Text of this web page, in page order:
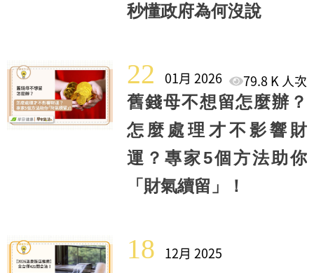
秒懂政府為何沒說
22 01月 2026
79.8 K 人次
舊錢母不想留怎麼辦？
怎麼處理才不影響財
運？專家5個方法助你
「財氣續留」！
18 12月 2025